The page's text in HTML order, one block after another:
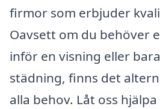
firmor som erbjuder
Oavsett om du behöver
inför en visning eller
städning, finns det
alla behov. Låt oss